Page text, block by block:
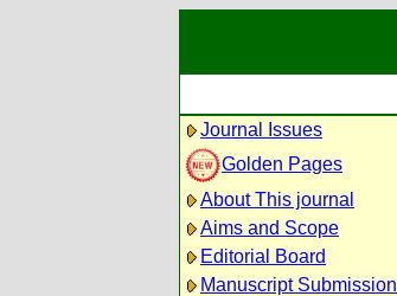
Journal Issues
Golden Pages
About This journal
Aims and Scope
Editorial Board
Manuscript Submission